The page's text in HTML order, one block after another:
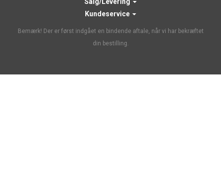
Kundeservice
Bemærk! Der er først indgået en bindende aftale, når vi har bekræftet
din bestilling.